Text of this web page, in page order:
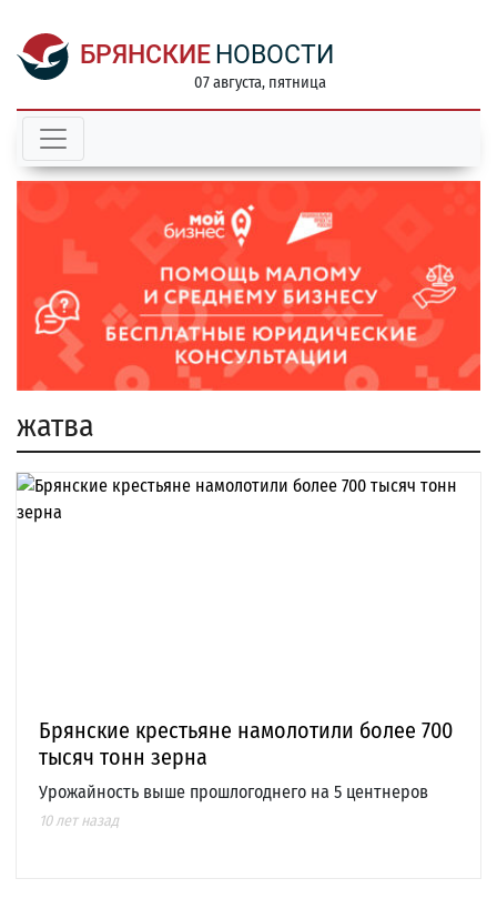
БРЯНСКИЕ НОВОСТИ
07 августа, пятница
жатва
Брянские крестьяне намолотили более 700
тысяч тонн зерна
Урожайность выше прошлогоднего на 5 центнеров
10 лет назад